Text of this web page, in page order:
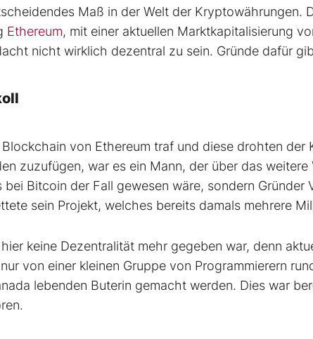
Maß in der Welt der Kryptowährungen.
Ethereum, mit einer aktuellen Marktkapitalisierung
nicht wirklich dezentral zu sein. Gründe dafür
von Ethereum traf und diese drohten der
zuzufügen, war es ein Mann, der über das
bei Bitcoin der Fall gewesen wäre, sondern Gründer
sein Projekt, welches bereits damals mehrere
keine Dezentralität mehr gegeben war, denn
von einer kleinen Gruppe von Programmierern
lebenden Buterin gemacht werden. Dies war